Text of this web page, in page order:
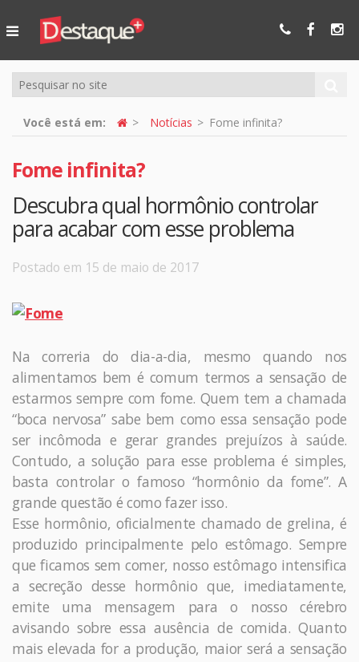
Online
Você está em: Notícias Fome infinita?
Fome infinita?
Descubra qual hormônio controlar
para acabar com esse problema
Postado em 15 de maio de 2017
Na correria do dia-a-dia, mesmo quando nos
alimentamos bem é comum termos a sensação de
estarmos sempre com fome. Quem tem a chamada
“boca nervosa” sabe bem como essa sensação pode
ser incômoda e gerar grandes prejuízos à saúde.
Contudo, a solução para esse problema é simples,
basta controlar o famoso “hormônio da fome”. A
grande questão é como fazer isso.
Esse hormônio, oficialmente chamado de grelina, é
produzido principalmente pelo estômago. Sempre
que ficamos sem comer, nosso estômago intensifica
a secreção desse hormônio que, imediatamente,
emite uma mensagem para o nosso cérebro
avisando sobre essa ausência de comida. Quanto
mais elevada for a produção, maior será a sensação